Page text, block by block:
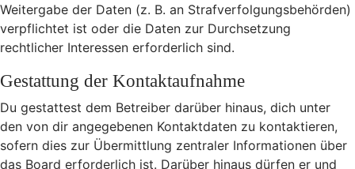
Weitergabe der Daten (z. B. an Strafverfolgungsbehörden)
verpflichtet ist oder die Daten zur Durchsetzung
rechtlicher Interessen erforderlich sind.
Gestattung der Kontaktaufnahme
Du gestattest dem Betreiber darüber hinaus, dich unter
den von dir angegebenen Kontaktdaten zu kontaktieren,
sofern dies zur Übermittlung zentraler Informationen über
das Board erforderlich ist. Darüber hinaus dürfen er und